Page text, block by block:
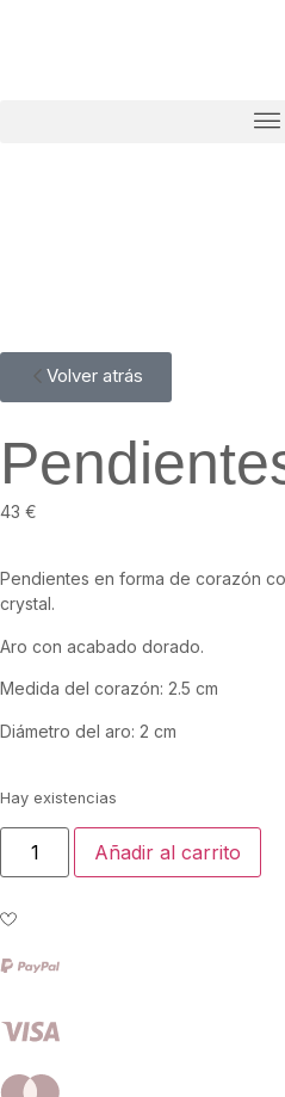
Volver atrás
43 €
Pendientes en forma de corazón
crystal.
Aro con acabado dorado.
Medida del corazón: 2.5 cm
Diámetro del aro: 2 cm
Hay existencias
Añadir al carrito